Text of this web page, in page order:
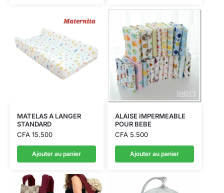
MATELAS A LANGER
STANDARD
CFA15.500
Ajouter au panier
ALAISE IMPERMEABLE
POUR BEBE
CFA5.500
Ajouter au panier